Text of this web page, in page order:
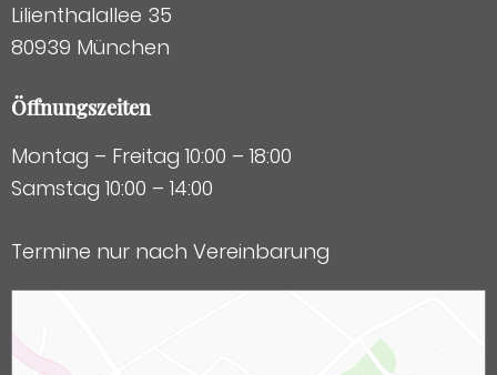
Lilienthalallee 35
80939 München
Öffnungszeiten
Montag – Freitag 10:00 – 18:00
Samstag 10:00 – 14:00
Termine nur nach Vereinbarung